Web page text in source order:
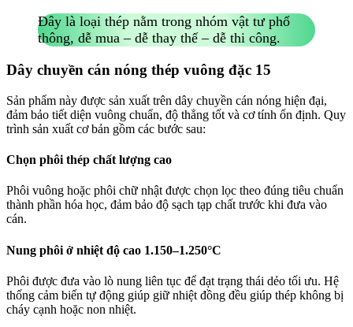
Đây là loại thép nằm trong nhóm vật tư phổ
thông, dễ mua – dễ thay thế – dễ thi công.
Dây chuyền cán nóng thép vuông đặc 15
Sản phẩm này được sản xuất trên dây chuyền cán nóng hiện đại,
đảm bảo tiết diện vuông chuẩn, độ thẳng tốt và cơ tính ổn định. Quy
trình sản xuất cơ bản gồm các bước sau:
Chọn phôi thép chất lượng cao
Phôi vuông hoặc phôi chữ nhật được chọn lọc theo đúng tiêu chuẩn
thành phần hóa học, đảm bảo độ sạch tạp chất trước khi đưa vào
cán.
Nung phôi ở nhiệt độ cao 1.150–1.250°C
Phôi được đưa vào lò nung liên tục để đạt trạng thái dẻo tối ưu. Hệ
thống cảm biến tự động giúp giữ nhiệt đồng đều giúp thép không bị
cháy cạnh hoặc non nhiệt.